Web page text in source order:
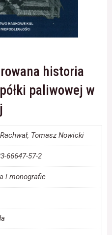
historia
paliwowej w
Tomasz Nowicki
66647-57-2
i monografie
Konieczne
Te pliki cookie
do
strony
internetowej.
Statystyka
Abyśmy mogli
funkcjonalność
i strukturę
strony